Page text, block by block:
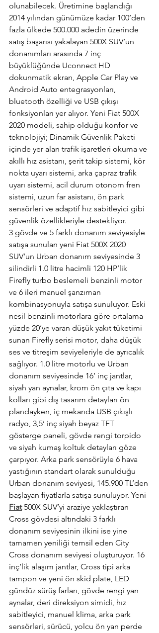
olunabilecek. Üretimine başlandığı
2014 yılından günümüze kadar 100’den
fazla ülkede 500.000 adedin üzerinde
satış başarısı yakalayan 500X SUV’un
donanımları arasında 7 inç
büyüklüğünde Uconnect HD
dokunmatik ekran, Apple Car Play ve
Android Auto entegrasyonları,
bluetooth özelliği ve USB çıkışı
fonksiyonları yer alıyor. Yeni Fiat 500X
2020 modeli, sahip olduğu konfor ve
teknolojiyi; Dinamik Güvenlik Paketi
içinde yer alan trafik işaretleri okuma ve
akıllı hız asistanı, şerit takip sistemi, kör
nokta uyarı sistemi, arka çapraz trafik
uyarı sistemi, acil durum otonom fren
sistemi, uzun far asistanı, ön park
sensörleri ve adaptif hız sabitleyici gibi
güvenlik özellikleriyle destekliyor.
3 gövde ve 5 farklı donanım seviyesiyle
satışa sunulan yeni Fiat 500X 2020
SUV’un Urban donanım seviyesinde 3
silindirli 1.0 litre hacimli 120 HP’lik
Firefly turbo beslemeli benzinli motor
ve 6 ileri manuel şanzıman
kombinasyonuyla satışa sunuluyor. Eski
nesil benzinli motorlara göre ortalama
yüzde 20’ye varan düşük yakıt tüketimi
sunan Firefly serisi motor, daha düşük
ses ve titreşim seviyeleriyle de ayrıcalık
sağlıyor. 1.0 litre motorlu ve Urban
donanım seviyesinde 16’ inç jantlar,
siyah yan aynalar, krom ön çıta ve kapı
kolları gibi dış tasarım detayları ön
plandayken, iç mekanda USB çıkışlı
radyo, 3,5’ inç siyah beyaz TFT
gösterge paneli, gövde rengi torpido
ve siyah kumaş koltuk detayları göze
çarpıyor. Arka park sensörüyle 6 hava
yastığının standart olarak sunulduğu
Urban donanım seviyesi, 145.900 TL’den
başlayan fiyatlarla satışa sunuluyor. Yeni
Fiat 500X SUV’yi araziye yaklaştıran
Cross gövdesi altındaki 3 farklı
donanım seviyesinin ilkini ise yine
tamamen yeniliği temsil eden City
Cross donanım seviyesi oluşturuyor. 16
inç’lik alaşım jantlar, Cross tipi arka
tampon ve yeni ön skid plate, LED
gündüz sürüş farları, gövde rengi yan
aynalar, deri direksiyon simidi, hız
sabitleyici, manuel klima, arka park
sensörleri, sürücü, yolcu ön yan perde